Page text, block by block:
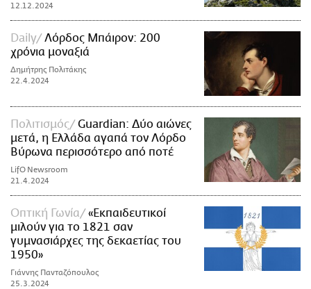
12.12.2024
Daily
Λόρδος Μπάιρον: 200
χρόνια μοναξιά
Δημήτρης Πολιτάκης
22.4.2024
Πολιτισμός
Guardian: Δύο αιώνες
μετά, η Ελλάδα αγαπά τον Λόρδο
Βύρωνα περισσότερο από ποτέ
LifO Newsroom
21.4.2024
Οπτική Γωνία
«Εκπαιδευτικοί
μιλούν για το 1821 σαν
γυμνασιάρχες της δεκαετίας του
1950»
Γιάννης Πανταζόπουλος
25.3.2024